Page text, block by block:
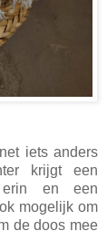
iets anders
krijgt een
erin en een
mogelijk om
de doos mee